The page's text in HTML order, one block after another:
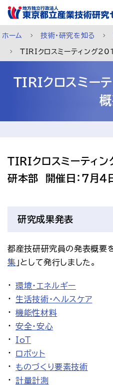
スキップして本文へ
プレスリリース
ホーム 技術・研究を知る
TIRIクロスミーティング
TIRIクロスミー
TIRIクロスミーティン
研本部　開催日：7月4
研究成果発表
都産技研研究員の発表概要を
集 」として発行しました。
環境・エネルギー
生活技術・ヘルスケア
機能性材料
安全・安心
IoT
ロボット
ものづくり要素技術
計量計測